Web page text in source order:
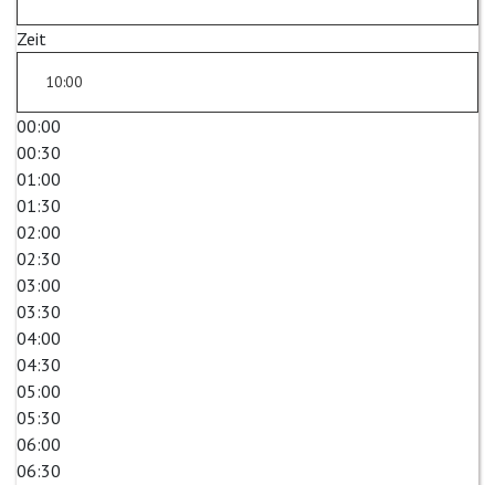
Zeit
00:00
00:30
01:00
01:30
02:00
02:30
03:00
03:30
04:00
04:30
05:00
05:30
06:00
06:30